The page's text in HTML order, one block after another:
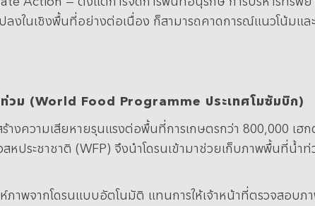
ลงในเชิงพื้นที่อย่างต่อเนื่อง ก็สามารถคาดการณ์แนวโน้มแล
วม (World Food Programme ประเทศโมซัมบิก)
งความเสียหายรุนแรงต่อพื้นที่การเกษตรกว่า 800,000 เฮก
ประชาชาติ (WFP) จึงนำโดรนเข้ามาช่วยเก็บภาพพื้นที่น้ำ
าพจากโดรนแบบอัตโนมัติ แทนการให้เจ้าหน้าที่ตรวจสอบภ